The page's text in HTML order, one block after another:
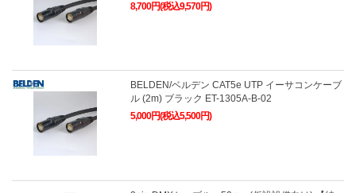
8,700円(税込9,570円)
BELDEN/ベルデン CAT5e UTP イーサコンケーブ
ル (2m) ブラック ET-1305A-B-02
5,000円(税込5,500円)